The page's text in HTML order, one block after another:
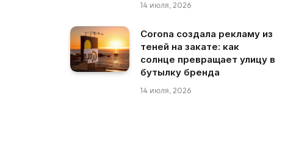
14 июля, 2026
Corona создала рекламу из
теней на закате: как
солнце превращает улицу в
бутылку бренда
14 июля, 2026